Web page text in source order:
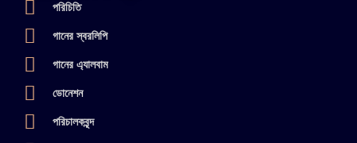
পরিচিতি
গানের স্বরলিপি
গানের এ্যালবাম
ডোনেশন
পরিচালকবৃন্দ